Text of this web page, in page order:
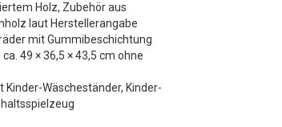
Holz, Zubehör aus
laut Herstellerangabe
mit Gummibeschichtung
49 × 36,5 × 43,5 cm ohne
Kinder-Wäscheständer, Kinder-